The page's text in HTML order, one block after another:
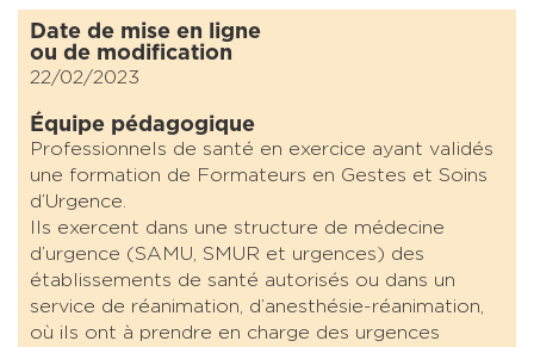
Date de mise en ligne
ou de modification
22/02/2023
Équipe pédagogique
Professionnels de santé en exercice ayant validés
une formation de Formateurs en Gestes et Soins
d’Urgence.
Ils exercent dans une structure de médecine
d’urgence (SAMU, SMUR et urgences) des
établissements de santé autorisés ou dans un
service de réanimation, d’anesthésie-réanimation,
où ils ont à prendre en charge des urgences